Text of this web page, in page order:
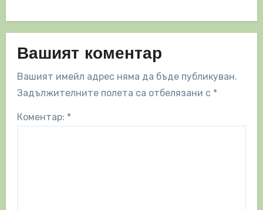
Вашият коментар
Вашият имейл адрес няма да бъде публикуван.
Задължителните полета са отбелязани с *
Коментар: *